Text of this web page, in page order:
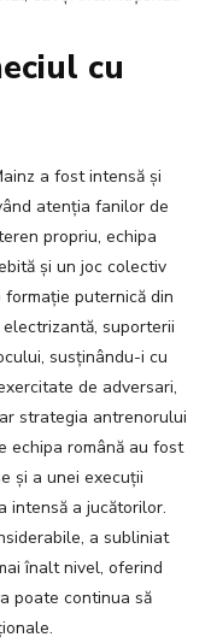
cu
a fost intensă și
atenția fanilor de
propriu, echipa
și un joc colectiv
formație puternică din
suporterii
susținându-i cu
de adversari,
strategia antrenorului
echipa română au fost
și a unei execuții
intensă a jucătorilor.
a subliniat
înalt nivel, oferind
poate continua să